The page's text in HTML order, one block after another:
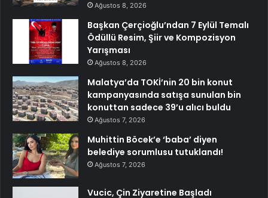
Ağustos 8, 2026
Başkan Çerçioğlu’ndan 7 Eylül Temalı
Ödüllü Resim, Şiir ve Kompozisyon
Yarışması
Ağustos 8, 2026
Malatya’da TOKİ’nin 20 bin konut
kampanyasında satışa sunulan bin
konuttan sadece 39’u alıcı buldu
Ağustos 7, 2026
Muhittin Böcek’e ‘baba’ diyen
belediye sorumlusu tutuklandı!
Ağustos 7, 2026
Vucic, Çin Ziyaretine Başladı